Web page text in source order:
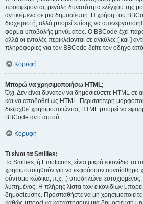
προσφέροντας μεγάλη δυνατότητα ελέγχου της
αντικείμενα σε μια δημοσίευση. Η χρήση του
διαχειριστή, αλλά μπορεί επίσης να
φόρμα υποβολής μηνύματος. Ο BBCode έχει
αλλά οι εντολές περικλείονται σε αγκύλες [ και ]
πληροφορίες για τον BBCode δείτε τον οδηγό
Κορυφή
Μπορώ να χρησιμοποιήσω HTML;
Όχι. Δεν είναι δυνατόν να δημοσιεύσετε HTML
και να αποδοθεί ως HTML. Περισσότερη
διεξαχθεί χρησιμοποιώντας HTML μπορεί να
BBCode αντί αυτού.
Κορυφή
Τι είναι τα Smilies;
Τα Smilies, ή Emoticons, είναι μικρά εικονίδια τα
χρησιμοποιηθούν για να εκφράσουν συναίσθημα
σύντομο κώδικα, π.χ. :) υποδηλώνει
λυπημένος. Η πλήρης λίστα των εικονιδίων
δημοσίευσης. Προσπαθήστε να μη